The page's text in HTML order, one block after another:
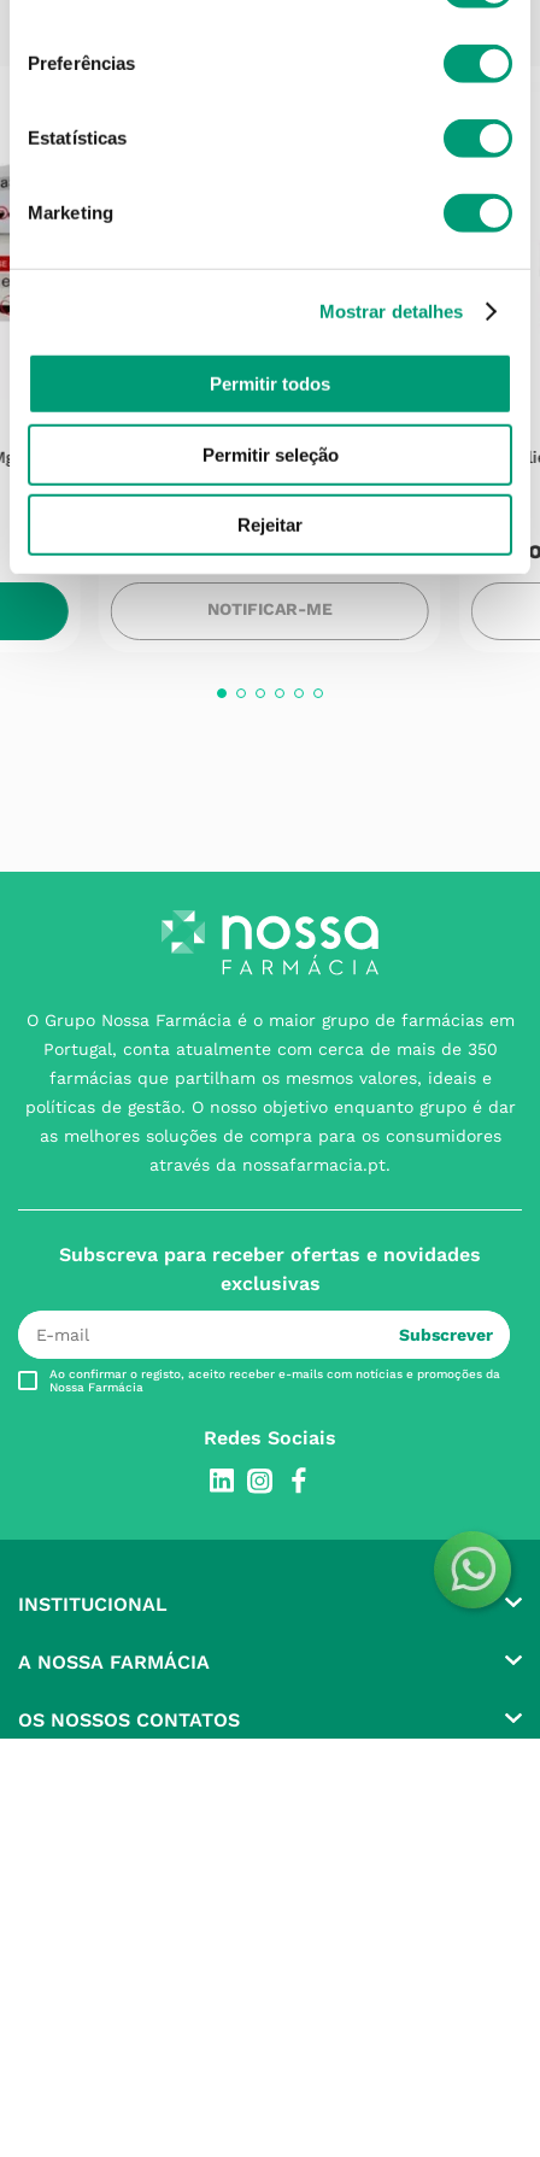
Preferências
Estatísticas
Marketing
Mostrar detalhes
Permitir todos
Permitir seleção
Rejeitar
g
ACTIXICAM
Actixicam Creme Queratoses
Actínicas 30ml
Produto Indisponível
NOTIFICAR-ME
O Grupo Nossa Farmácia é o maior grupo de farmácias em
Portugal, conta atualmente com cerca de mais de 350
farmácias que partilham os mesmos valores, ideais e
políticas de gestão. O nosso objetivo enquanto grupo é dar
as melhores soluções de compra para os consumidores
através da nossafarmacia.pt.
Subscreva para receber ofertas e novidades
exclusivas
Subscrever
Ao confirmar o registo, aceito receber e-mails com notícias e promoções da
Nossa Farmácia
Redes Sociais
INSTITUCIONAL
Produtos Favoritos
A NOSSA FARMÁCIA
OS NOSSOS CONTATOS